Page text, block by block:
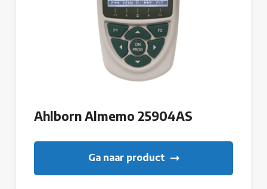
Ahlborn Almemo 25904AS
Ga naar product